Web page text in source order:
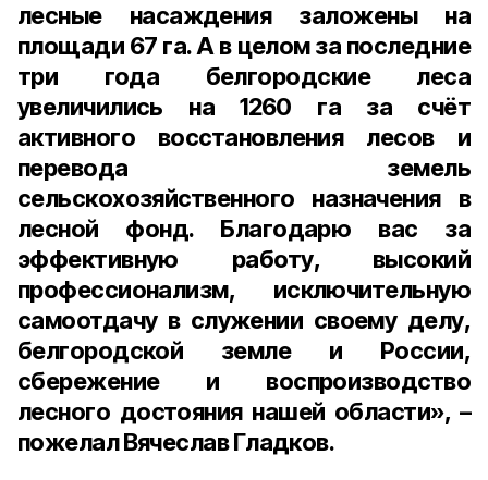
лесные насаждения заложены на
площади 67 га. А в целом за последние
три года белгородские леса
увеличились на 1260 га за счёт
активного восстановления лесов и
перевода земель
сельскохозяйственного назначения в
лесной фонд. Благодарю вас за
эффективную работу, высокий
профессионализм, исключительную
самоотдачу в служении своему делу,
белгородской земле и России,
сбережение и воспроизводство
лесного достояния нашей области», –
пожелал Вячеслав Гладков.